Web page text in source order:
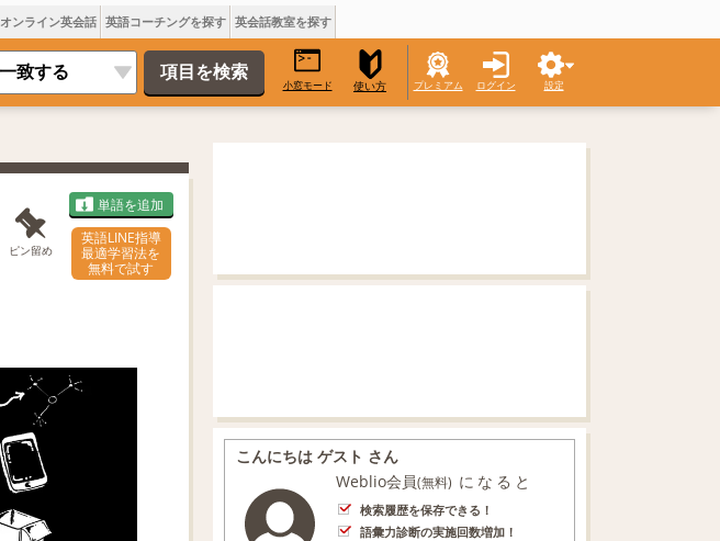
オンライン英会話 英語コーチングを探す 英会話教室を探す
小窓モード 使い方 プレミアム ログイン 設定
ピン留め
単語を追加
英語LINE指導
最適学習法を
無料で試す
こんにちは ゲスト さん
Weblio会員(無料) になると
検索履歴を保存できる！
語彙力診断の実施回数増加！